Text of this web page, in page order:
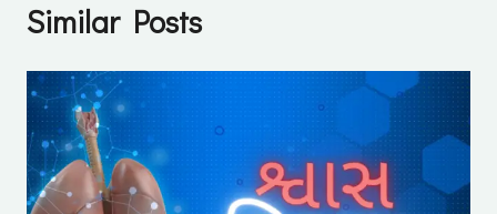
Similar Posts